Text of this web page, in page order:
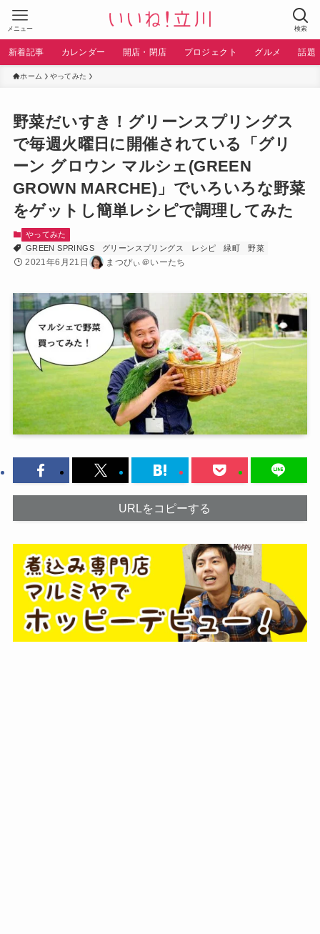
検索
メニュー
新着記事 カレンダー 開店・閉店 プロジェクト グルメ 話題
ホーム やってみた
野菜だいすき！グリーンスプリングス
で毎週火曜日に開催されている「グリ
ーン グロウン マルシェ(GREEN
GROWN MARCHE)」でいろいろな野菜
をゲットし簡単レシピで調理してみた
やってみた
GREEN SPRINGS
グリーンスプリングス レシピ 緑町 野菜
2021年6月21日 まつぴぃ＠いーたち
URLをコピーする